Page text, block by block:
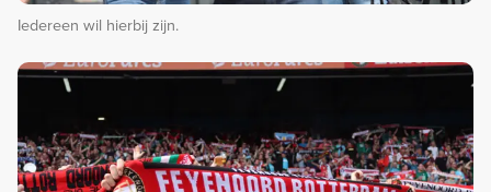
Iedereen wil hierbij zijn.